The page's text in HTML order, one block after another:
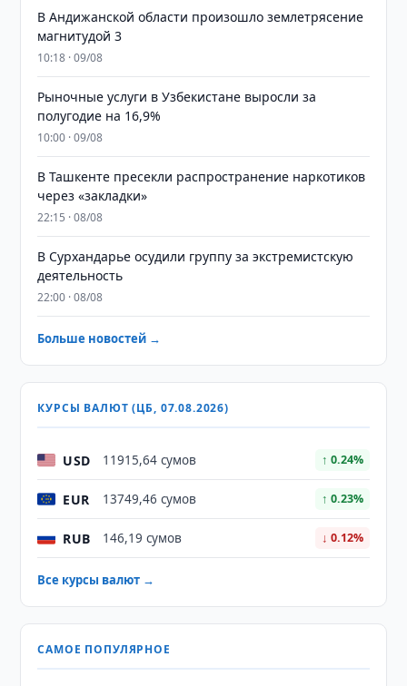
В Андижанской области произошло землетрясение
магнитудой 3
10:18 · 09/08
Рыночные услуги в Узбекистане выросли за
полугодие на 16,9%
10:00 · 09/08
В Ташкенте пресекли распространение наркотиков
через «закладки»
22:15 · 08/08
В Сурхандарье осудили группу за экстремистскую
деятельность
22:00 · 08/08
Больше новостей →
КУРСЫ ВАЛЮТ (ЦБ, 07.08.2026)
USD 11915,64 сумов ↑ 0.24%
EUR 13749,46 сумов ↑ 0.23%
RUB 146,19 сумов ↓ 0.12%
Все курсы валют →
САМОЕ ПОПУЛЯРНОЕ